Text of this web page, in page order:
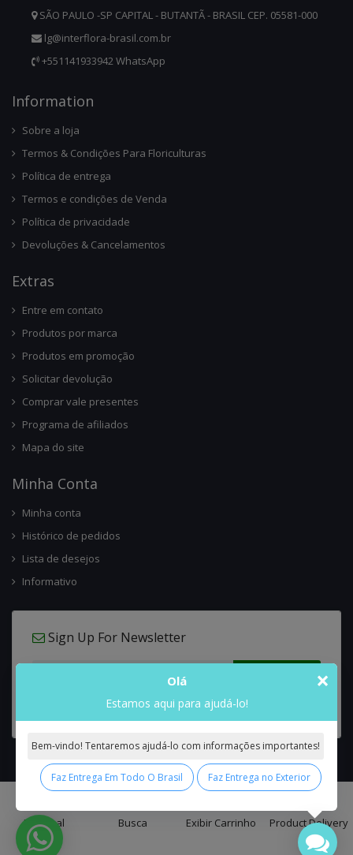
Principal Busca Exibir Carrinho Product Delivery
SÃO PAULO -SP CAPITAL - BUTANTÃ - BRASIL CEP. 05581-000
lg@interflora-brasil.com.br
+551141933942 WhatsApp
InforMation
Sobre a loja
Termos & Condições Para Floriculturas
Política de entrega
Termos e condições de Venda
Política de privacidade
Devoluções & Cancelamentos
ExtRas
Entre em contato
Produtos por marca
Produtos em promoção
Solicitar devolução
Comprar vale presentes
Programa de afiliados
Mapa do site
Minha Conta
Minha conta
Histórico de pedidos
Lista de desejos
Informativo
Sign Up For Newsletter
Interflora Brasil Intercambio Floral Nacional e Internacional© 2026 All
Rights Reserved.
×
Olá
Estamos aqui para ajudá-lo!
Bem-vindo! Tentaremos ajudá-lo com informações importantes!
Faz Entrega Em Todo O Brasil Faz Entrega no Exterior